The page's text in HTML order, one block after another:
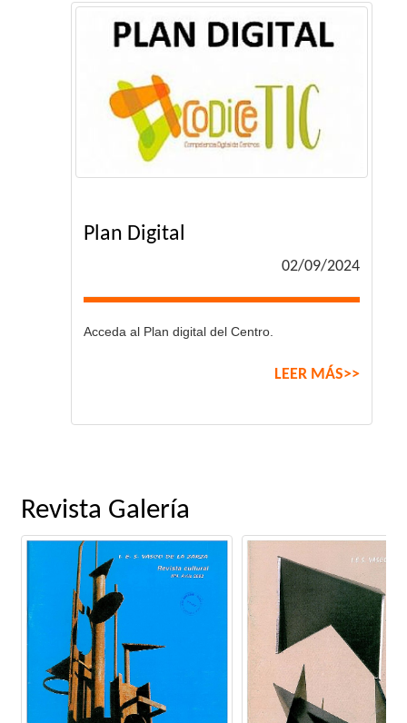
Plan Digital
02/09/2024
Acceda al Plan digital del Centro.
LEER MÁS>>
Revista Galería